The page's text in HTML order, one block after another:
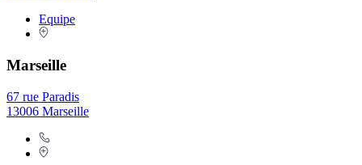
Equipe
Marseille
67 rue Paradis
13006 Marseille